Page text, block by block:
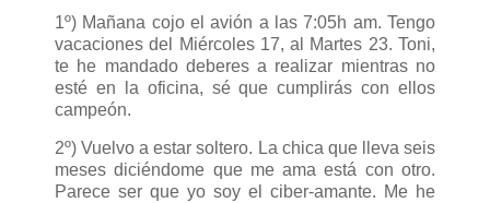
1º) Mañana cojo el avión a las 7:05h am. Tengo
vacaciones del Miércoles 17, al Martes 23. Toni,
te he mandado deberes a realizar mientras no
esté en la oficina, sé que cumplirás con ellos
campeón.
2º) Vuelvo a estar soltero. La chica que lleva seis
meses diciéndome que me ama está con otro.
Parece ser que yo soy el ciber-amante. Me he